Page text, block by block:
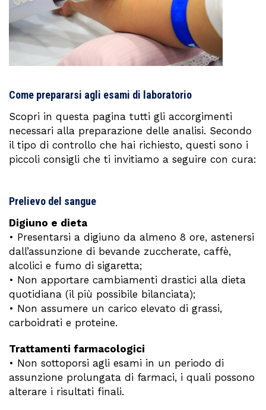
Come prepararsi agli esami di laboratorio
Scopri in questa pagina tutti gli accorgimenti
necessari alla preparazione delle analisi. Secondo
il tipo di controllo che hai richiesto, questi sono i
piccoli consigli che ti invitiamo a seguire con cura:
Prelievo del sangue
Digiuno e dieta
• Presentarsi a digiuno da almeno 8 ore, astenersi
dall’assunzione di bevande zuccherate, caffè,
alcolici e fumo di sigaretta;
• Non apportare cambiamenti drastici alla dieta
quotidiana (il più possibile bilanciata);
• Non assumere un carico elevato di grassi,
carboidrati e proteine.
Trattamenti farmacologici
• Non sottoporsi agli esami in un periodo di
assunzione prolungata di farmaci, i quali possono
alterare i risultati finali.